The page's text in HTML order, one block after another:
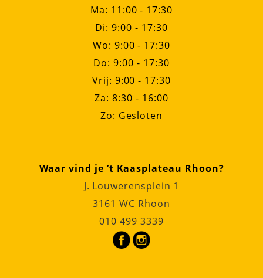
Ma: 11:00 - 17:30
Di: 9:00 - 17:30
Wo: 9:00 - 17:30
Do: 9:00 - 17:30
Vrij: 9:00 - 17:30
Za: 8:30 - 16:00
Zo: Gesloten
Waar vind je ’t Kaasplateau Rhoon?
J. Louwerensplein 1
3161 WC Rhoon
010 499 3339